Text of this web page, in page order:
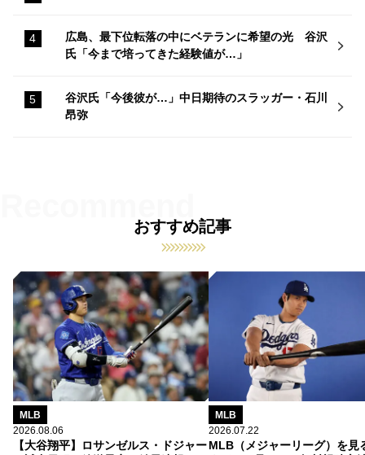
広島、最下位転落の中にベテランに希望の光 谷沢
氏「今まで培ってきた経験値が…」
谷沢氏「今後彼が…」中日期待のスラッガー・石川
昂弥
おすすめ記事
MLB
2026.08.06
【大谷翔平】ロサンゼルス・ドジャー
MLB
2026.07.22
MLB（メジャーリーグ）を見